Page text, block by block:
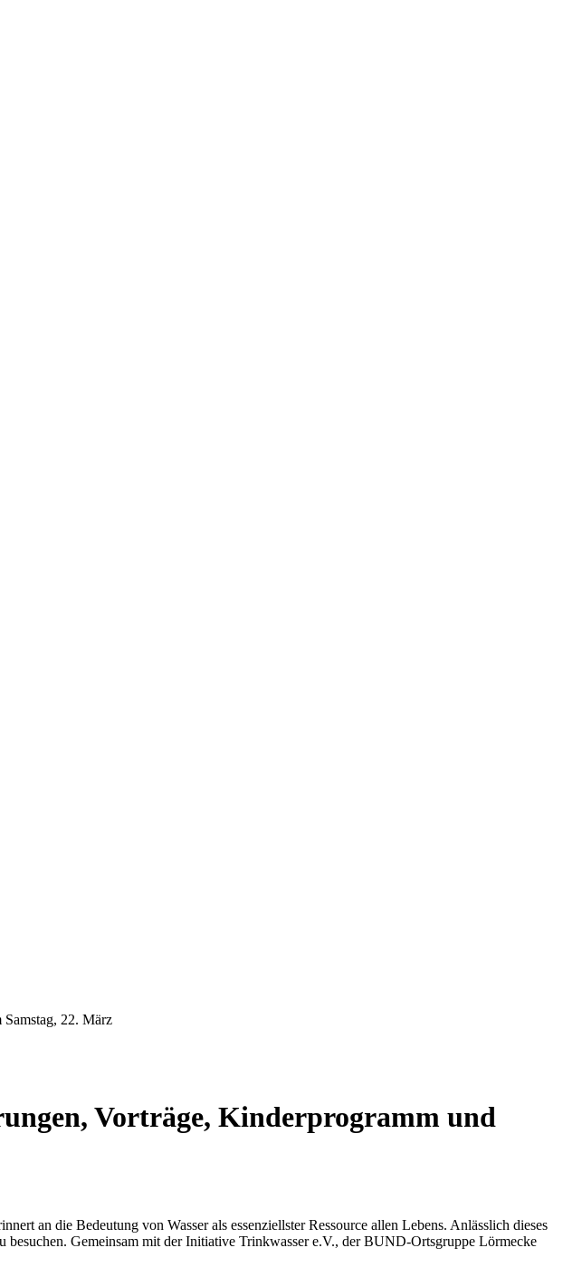
Samstag, 22. März
Vorträge, Kinderprogramm und
an die Bedeutung von Wasser als essenziellster Ressource allen Lebens. Anlässlich dieses
Gemeinsam mit der Initiative Trinkwasser e.V., der BUND-Ortsgruppe Lörmecke